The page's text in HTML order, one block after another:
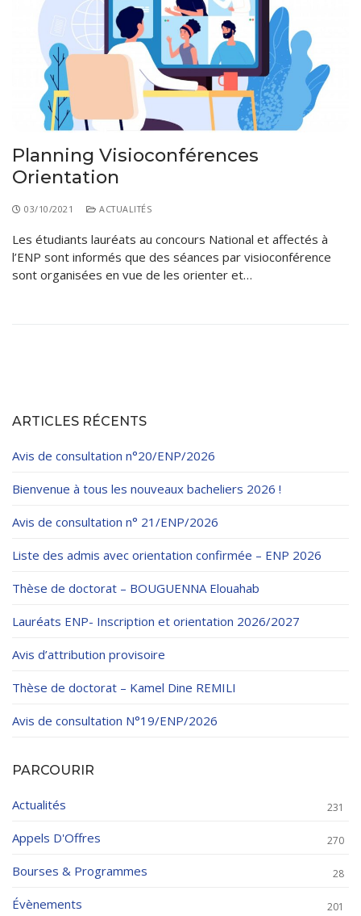
Planning Visioconférences
Orientation
03/10/2021 ACTUALITÉS
Les étudiants lauréats au concours National et affectés à
l’ENP sont informés que des séances par visioconférence
sont organisées en vue de les orienter et…
ARTICLES RÉCENTS
Avis de consultation n°20/ENP/2026
Bienvenue à tous les nouveaux bacheliers 2026 !
Avis de consultation n° 21/ENP/2026
Liste des admis avec orientation confirmée – ENP 2026
Thèse de doctorat – BOUGUENNA Elouahab
Lauréats ENP- Inscription et orientation 2026/2027
Avis d’attribution provisoire
Thèse de doctorat – Kamel Dine REMILI
Avis de consultation N°19/ENP/2026
PARCOURIR
Actualités 231
Appels D'Offres 270
Bourses & Programmes 28
Évènements 201